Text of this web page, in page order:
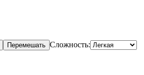
Перемешать Сложность: